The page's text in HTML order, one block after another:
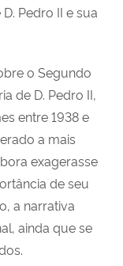
Pedro II e sua
o Segundo
de D. Pedro II,
entre 1938 e
a mais
exagerasse
de seu
a narrativa
ainda que se